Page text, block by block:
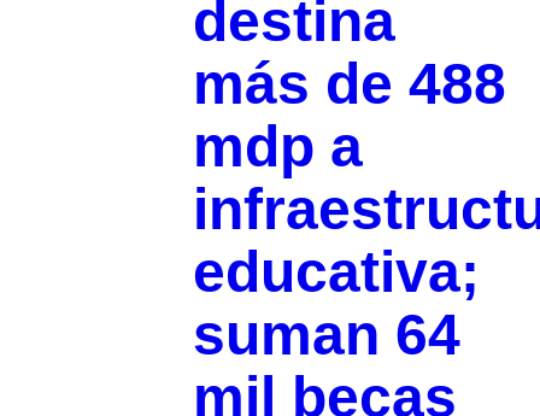
destina
más de 488
mdp a
educativa;
suman 64
mil becas